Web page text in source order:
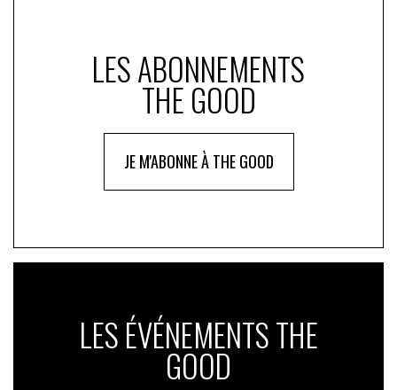
LES ABONNEMENTS
THE GOOD
JE M'ABONNE À THE GOOD
LES ÉVÉNEMENTS THE
GOOD